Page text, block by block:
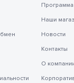
Программа
Наши
Новости
Контакты
О